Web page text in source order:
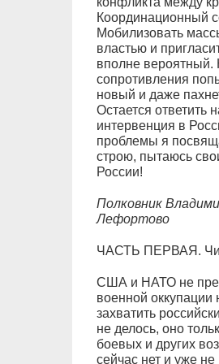
Координационный
Мобилизовать
властью и
вполне вероятный.
сопротивления
новый и даже
Остается ответить
интервенция в
проблемы я
строю, пытаюсь
России!
Полковник
Лефортово
ЧАСТЬ ПЕРВАЯ.
США и НАТО не
военной
захватить
не делось, оно
боевых и других
сейчас нет и уже